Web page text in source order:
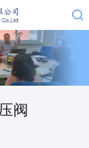
阀